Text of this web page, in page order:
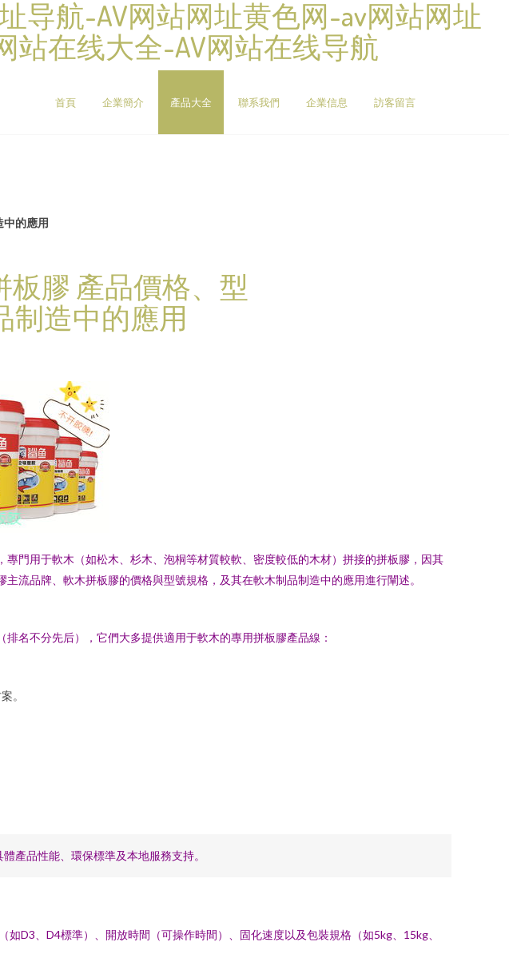
导航-AV网站网址黄色网-av网站网址
站在线大全-AV网站在线导航
首頁 企業簡介 產品大全 聯系我們 企業信息 訪客留言
中的應用
膠 產品價格、型
制造中的應用
門用于軟木（如松木、杉木、泡桐等材質較軟、密度較低的木材）拼接的拼板膠，因其
流品牌、軟木拼板膠的價格與型號規格，及其在軟木制品制造中的應用進行闡述。
名不分先后），它們大多提供適用于軟木的專用拼板膠產品線：
。
產品性能、環保標準及本地服務支持。
D3、D4標準）、開放時間（可操作時間）、固化速度以及包裝規格（如5kg、15kg、